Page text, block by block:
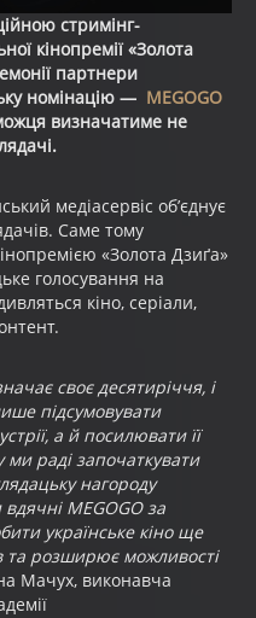
стримінг-
кінопремії «Золота
партнери
номінацію — MEGOGO
визначатиме не
медіасервіс обʼєднує
Саме тому
«Золота Дзиґа»
голосування на
кіно, серіали,
своє десятиріччя, і
підсумовувати
а й посилювати її
ми раді започаткувати
нагороду
MEGOGO за
українське кіно ще
та розширює можливості
Мачух, виконавча